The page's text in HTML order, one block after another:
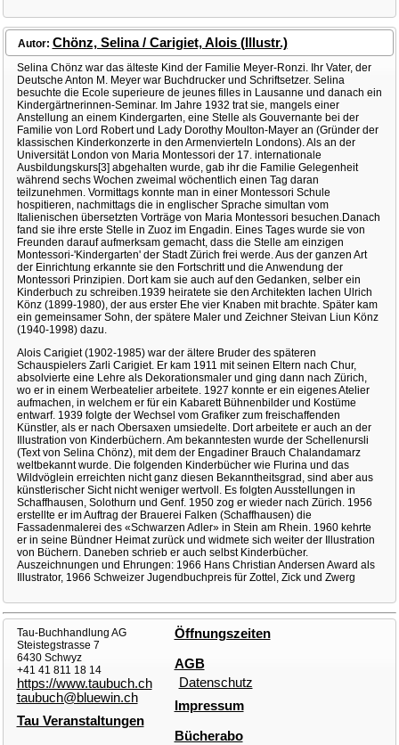
Autor: Chönz, Selina / Carigiet, Alois (Illustr.)
Selina Chönz war das älteste Kind der Familie Meyer-Ronzi. Ihr Vater, der
Deutsche Anton M. Meyer war Buchdrucker und Schriftsetzer. Selina
besuchte die Ecole superieure de jeunes filles in Lausanne und danach ein
Kindergärtnerinnen-Seminar. Im Jahre 1932 trat sie, mangels einer
Anstellung an einem Kindergarten, eine Stelle als Gouvernante bei der
Familie von Lord Robert und Lady Dorothy Moulton-Mayer an (Gründer der
klassischen Kinderkonzerte in den Armenvierteln Londons). Als an der
Universität London von Maria Montessori der 17. internationale
Ausbildungskurs[3] abgehalten wurde, gab ihr die Familie Gelegenheit
während sechs Wochen zweimal wöchentlich einen Tag daran
teilzunehmen. Vormittags konnte man in einer Montessori Schule
hospitieren, nachmittags die in englischer Sprache simultan vom
Italienischen übersetzten Vorträge von Maria Montessori besuchen.Danach
fand sie ihre erste Stelle in Zuoz im Engadin. Eines Tages wurde sie von
Freunden darauf aufmerksam gemacht, dass die Stelle am einzigen
Montessori-'Kindergarten' der Stadt Zürich frei werde. Aus der ganzen Art
der Einrichtung erkannte sie den Fortschritt und die Anwendung der
Montessori Prinzipien. Dort kam sie auch auf den Gedanken, selber ein
Kinderbuch zu schreiben.1939 heiratete sie den Architekten Iachen Ulrich
Könz (1899-1980), der aus erster Ehe vier Knaben mit brachte. Später kam
ein gemeinsamer Sohn, der spätere Maler und Zeichner Steivan Liun Könz
(1940-1998) dazu.
Alois Carigiet (1902-1985) war der ältere Bruder des späteren
Schauspielers Zarli Carigiet. Er kam 1911 mit seinen Eltern nach Chur,
absolvierte eine Lehre als Dekorationsmaler und ging dann nach Zürich,
wo er in einem Werbeatelier arbeitete. 1927 konnte er ein eigenes Atelier
aufmachen, in welchem er für ein Kabarett Bühnenbilder und Kostüme
entwarf. 1939 folgte der Wechsel vom Grafiker zum freischaffenden
Künstler, als er nach Obersaxen umsiedelte. Dort arbeitete er auch an der
Illustration von Kinderbüchern. Am bekanntesten wurde der Schellenursli
(Text von Selina Chönz), mit dem der Engadiner Brauch Chalandamarz
weltbekannt wurde. Die folgenden Kinderbücher wie Flurina und das
Wildvöglein erreichten nicht ganz diesen Bekanntheitsgrad, sind aber aus
künstlerischer Sicht nicht weniger wertvoll. Es folgten Ausstellungen in
Schaffhausen, Solothurn und Genf. 1950 zog er wieder nach Zürich. 1956
erstellte er im Auftrag der Brauerei Falken (Schaffhausen) die
Fassadenmalerei des «Schwarzen Adler» in Stein am Rhein. 1960 kehrte
er in seine Bündner Heimat zurück und widmete sich weiter der Illustration
von Büchern. Daneben schrieb er auch selbst Kinderbücher.
Auszeichnungen und Ehrungen: 1966 Hans Christian Andersen Award als
Illustrator, 1966 Schweizer Jugendbuchpreis für Zottel, Zick und Zwerg
Tau-Buchhandlung AG
Steistegstrasse 7
6430 Schwyz
+41 41 811 18 14
https://www.taubuch.ch
taubuch@bluewin.ch
Öffnungszeiten
AGB
Datenschutz
Impressum
Tau Veranstaltungen
Bücherabo